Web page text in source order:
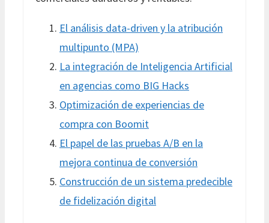
El análisis data-driven y la atribución
multipunto (MPA)
La integración de Inteligencia Artificial
en agencias como BIG Hacks
Optimización de experiencias de
compra con Boomit
El papel de las pruebas A/B en la
mejora continua de conversión
Construcción de un sistema predecible
de fidelización digital